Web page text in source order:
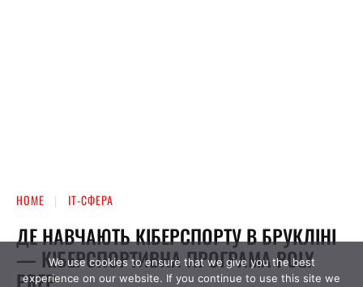
We use cookies to ensure that we give you the best
experience on our website. If you continue to use this site we